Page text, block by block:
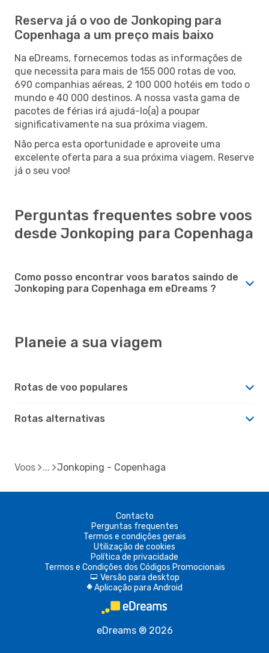
Reserva já o voo de Jonkoping para
Copenhaga a um preço mais baixo
Na eDreams, fornecemos todas as informações de
que necessita para mais de 155 000 rotas de voo,
690 companhias aéreas, 2 100 000 hotéis em todo o
mundo e 40 000 destinos. A nossa vasta gama de
pacotes de férias irá ajudá-lo(a) a poupar
significativamente na sua próxima viagem.
Não perca esta oportunidade e aproveite uma
excelente oferta para a sua próxima viagem. Reserve
já o seu voo!
Perguntas frequentes sobre voos
desde Jonkoping para Copenhaga
Como posso encontrar voos baratos saindo de
Jonkoping para Copenhaga em eDreams ?
Planeie a sua viagem
Rotas de voo populares
Rotas alternativas
Voos Jonkoping - Copenhaga
Contacto
Perguntas frequentes
Termos e condições gerais
Utilização de cookies
Política de privacidade
Termos e Condições dos Códigos Promocionais
d Versão para desktop
A Aplicação para Android
eDreams ® 2026